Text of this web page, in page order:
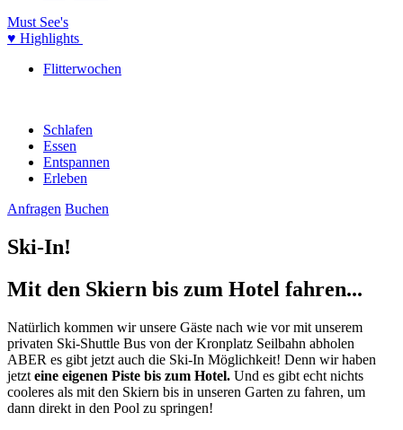
Must See's
♥ Highlights
Flitterwochen
Schlafen
Essen
Entspannen
Erleben
Anfragen Buchen
Ski-In!
Mit den Skiern bis zum Hotel fahren...
Natürlich kommen wir unsere Gäste nach wie vor mit unserem
privaten Ski-Shuttle Bus von der Kronplatz Seilbahn abholen
ABER es gibt jetzt auch die Ski-In Möglichkeit! Denn wir haben
jetzt eine eigenen Piste bis zum Hotel. Und es gibt echt nichts
cooleres als mit den Skiern bis in unseren Garten zu fahren, um
dann direkt in den Pool zu springen!